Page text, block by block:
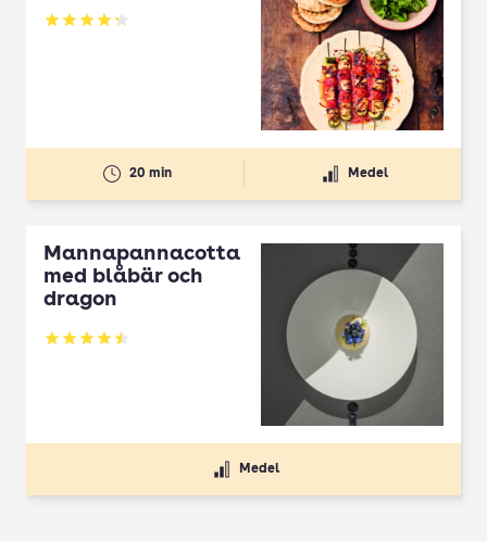
Betyg: 4.3 av 5
20 min Medel
Mannapannacotta
med blåbär och
dragon
Betyg: 4.5 av 5
Medel